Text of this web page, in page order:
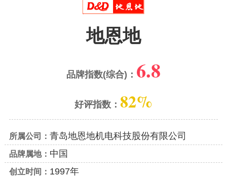
地恩地
品牌指数(综合)： 6.8
好评指数： 82%
所属公司： 青岛地恩地机电科技股份有限公司
品牌属地： 中国
创立时间： 1997年